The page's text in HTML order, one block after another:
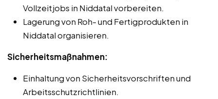
Vollzeitjobs in Niddatal vorbereiten.
Lagerung von Roh- und Fertigprodukten in
Niddatal organisieren.
Sicherheitsmaßnahmen:
Einhaltung von Sicherheitsvorschriften und
Arbeitsschutzrichtlinien.